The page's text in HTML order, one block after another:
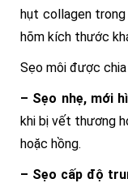
hụt collagen
hõm kích thước
Sẹo môi được
– Sẹo nhẹ, mới
khi bị vết thương
hoặc hồng.
– Sẹo cấp độ